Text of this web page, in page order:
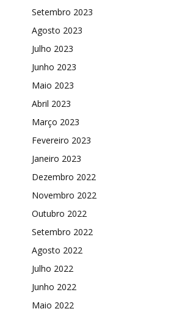
Setembro 2023
Agosto 2023
Julho 2023
Junho 2023
Maio 2023
Abril 2023
Março 2023
Fevereiro 2023
Janeiro 2023
Dezembro 2022
Novembro 2022
Outubro 2022
Setembro 2022
Agosto 2022
Julho 2022
Junho 2022
Maio 2022